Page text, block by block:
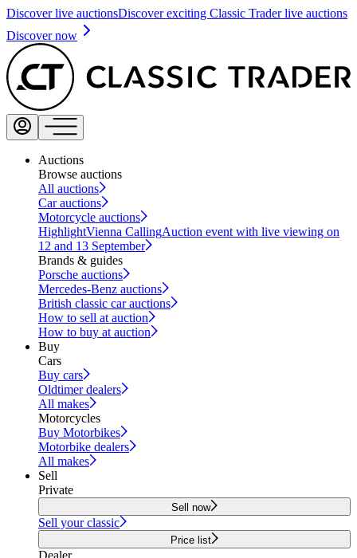
Discover live auctionsDiscover exciting Classic Trader live auctions
Discover now
Auctions
Browse auctions
All auctions
Car auctions
Motorcycle auctions
HighlightVienna CallingAuction event with live viewing on
12 and 13 September
Brands & guides
Porsche auctions
Mercedes-Benz auctions
British classic car auctions
How to sell at auction
How to buy at auction
Buy
Cars
Buy cars
Oldtimer dealers
All makes
Motorcycles
Buy Motorbikes
Motorbike dealers
All makes
Sell
Private
Sell now
Sell your classic
Price list
Dealer